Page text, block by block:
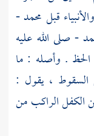
قبل محمد-
- صلى الله عليه
. وأصله : ما
السقوط ، يقول :
الكفل الراكب من